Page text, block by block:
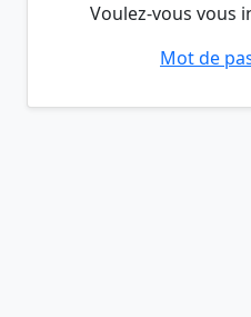
Voulez-vous vous
Mot de